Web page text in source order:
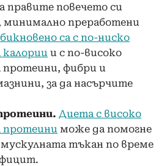
правите повечето си
минимално преработени
са с по-ниско
и с по-високо
фибри и
за да насърчите
Диета с високо
протеини може да помогне
мускулната тъкан по време